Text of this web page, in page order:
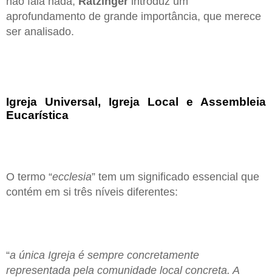
aprofundamento de grande importância, que merece
ser analisado.
Igreja Universal, Igreja Local e Assembleia
Eucarística
O termo “ecclesia” tem um significado essencial que
contém em si três níveis diferentes:
“a única Igreja é sempre concretamente
representada pela comunidade local concreta. A